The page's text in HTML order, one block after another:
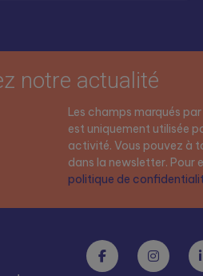
notre actualité
Les champs marqués
est uniquement utilisée
activité. Vous pouvez à
dans la newsletter. Pour
politique de